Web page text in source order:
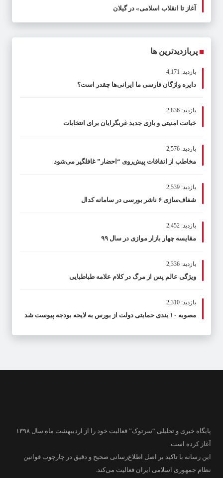
آغاز تا انقلاب اسلامی» در گیلان
پربازدیدترین ها
بازدید: 4,171
دایره واژگان فارسی ما ایرانی‌ها چقدر است؟
بازدید: 2,836
خیانت امنیتی و بازی جدید غربگرایان برای انتخابات
بازدید: 2,576
مخاطب از اتفاقات پیش‌روی “احضار” غافلگیر می‌شود
بازدید: 2,539
شفاف‌سازی ۶ ناشر بورسی در سامانه کدال
بازدید: 2,452
مقایسه چهار بازار موازی در سال ۹۹
بازدید: 2,336
ویژگی عالم پس از مرگ در کلام علامه طباطبایی
بازدید: 2,310
مصوبه ۱۰ بندی حمایتی دولت از بورس به لایحه بودجه پیوست شد
پایگاه خبری و تحلیلی “سرتوک” فعالیت خود را از اردیبهشت ماه سال ۱۳۹۸
آغاز کرده است.
این رسانه با تاکید بر اصل اطلاع‌رسانی صحیح و دقیق در چارچوب قوانین
نظام جمهوری اسلامی ایران فعالیت می‌کند.